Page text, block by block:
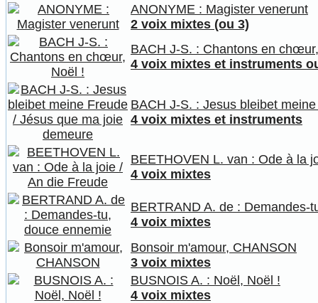
ANONYME : Magister venerunt
2 voix mixtes (ou 3)
BACH J-S. : Chantons en
4 voix mixtes et instruments
BACH J-S. : Jesus bleibet
4 voix mixtes et instruments
BEETHOVEN L. van : Ode à la
4 voix mixtes
BERTRAND A. de : Demandes-
4 voix mixtes
Bonsoir m'amour, CHANSON
3 voix mixtes
BUSNOIS A. : Noël, Noël !
4 voix mixtes